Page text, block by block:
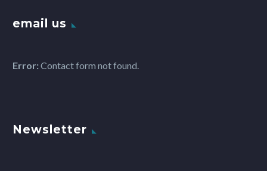
email us
Error:Contact form not found.
Newsletter